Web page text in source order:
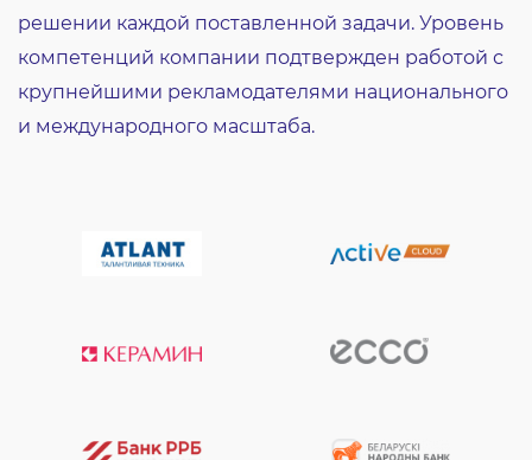
решении каждой поставленной задачи. Уровень
компетенций компании подтвержден работой с
крупнейшими рекламодателями национального
и международного масштаба.